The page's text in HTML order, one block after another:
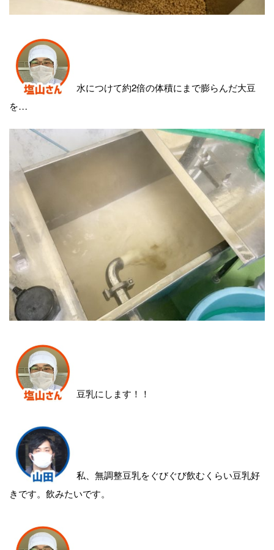
水につけて約2倍の体積にまで膨らんだ大豆
を…
豆乳にします！！
私、無調整豆乳をぐびぐび飲むくらい豆乳好
きです。飲みたいです。